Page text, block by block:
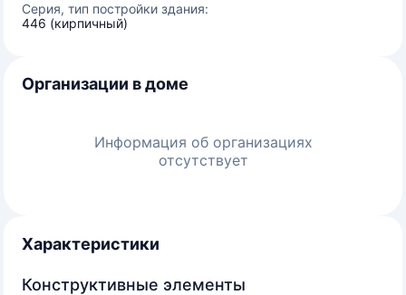
Серия, тип постройки здания:
446 (кирпичный)
Организации в доме
Информация об организациях
отсутствует
Характеристики
Конструктивные элементы